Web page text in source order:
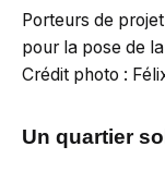
Porteurs de
pour la pose de
Crédit photo :
Un quartier